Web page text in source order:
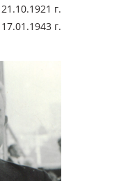
21.10.1921 г.
17.01.1943 г.